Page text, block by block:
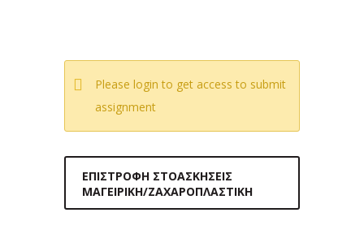
Please login to get access to submit
assignment
ΕΠΙΣΤΡΟΦΉ ΣΤΟΑΣΚΉΣΕΙΣ
ΜΑΓΕΙΡΙΚΉ/ΖΑΧΑΡΟΠΛΑΣΤΙΚΉ